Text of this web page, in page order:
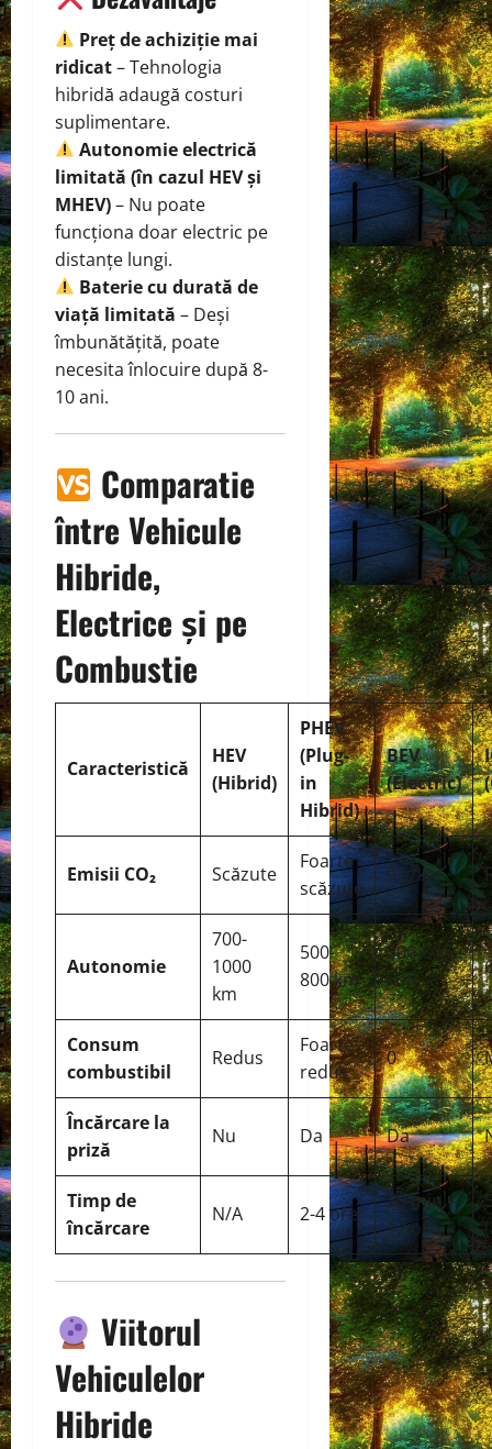
Preț de achiziție mai
ridicat– Tehnologia
hibridă adaugă costuri
suplimentare.
Autonomie electrică
limitată (în cazul HEV și
MHEV)– Nu poate
funcționa doar electric pe
distanțe lungi.
Baterie cu durată de
viață limitată – Deși
îmbunătățită, poate
necesita înlocuire după 8-
10 ani.
Comparatie
între Vehicule
Hibride,
Electrice și pe
Combustie
Caracteristică
HEV
(Hibrid)
PHEV
(Plug-
in
Hibrid)
BEV
(Electric)
Emisii CO₂ Scăzute
Foarte
scăzute
0 g/km
Autonomie
700-
1000
km
500-
800 km
300-600
km
Consum
combustibil
Redus
Foarte
redus
0
Încărcare la
priză
Nu Da Da
Timp de
încărcare
N/A 2-4 ore
20 min –
12 ore
Viitorul
Vehiculelor
Hibride